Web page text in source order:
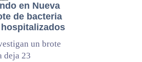
en Nueva
de bacteria
un brote
deja 23